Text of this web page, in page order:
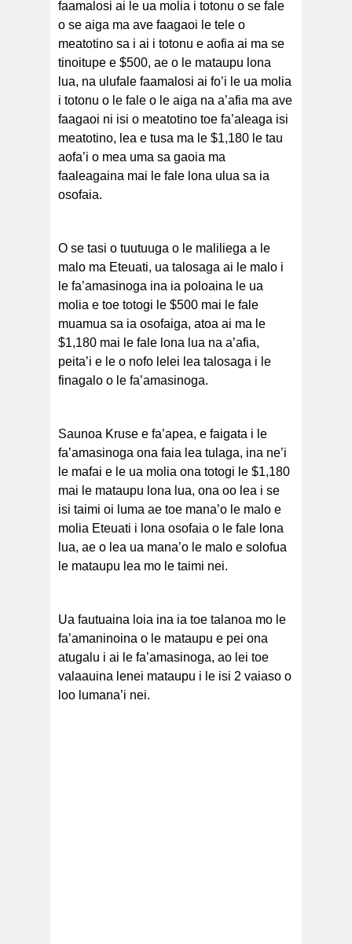
faamalosi ai le ua molia i totonu o se fale
o se aiga ma ave faagaoi le tele o
meatotino sa i ai i totonu e aofia ai ma se
tinoitupe e $500, ae o le mataupu lona
lua, na ulufale faamalosi ai fo’i le ua molia
i totonu o le fale o le aiga na a’afia ma ave
faagaoi ni isi o meatotino toe fa’aleaga isi
meatotino, lea e tusa ma le $1,180 le tau
aofa’i o mea uma sa gaoia ma
faaleagaina mai le fale lona ulua sa ia
osofaia.
O se tasi o tuutuuga o le maliliega a le
malo ma Eteuati, ua talosaga ai le malo i
le fa’amasinoga ina ia poloaina le ua
molia e toe totogi le $500 mai le fale
muamua sa ia osofaiga, atoa ai ma le
$1,180 mai le fale lona lua na a’afia,
peita’i e le o nofo lelei lea talosaga i le
finagalo o le fa’amasinoga.
Saunoa Kruse e fa’apea, e faigata i le
fa’amasinoga ona faia lea tulaga, ina ne’i
le mafai e le ua molia ona totogi le $1,180
mai le mataupu lona lua, ona oo lea i se
isi taimi oi luma ae toe mana’o le malo e
molia Eteuati i lona osofaia o le fale lona
lua, ae o lea ua mana’o le malo e solofua
le mataupu lea mo le taimi nei.
Ua fautuaina loia ina ia toe talanoa mo le
fa’amaninoina o le mataupu e pei ona
atugalu i ai le fa’amasinoga, ao lei toe
valaauina lenei mataupu i le isi 2 vaiaso o
loo lumana’i nei.